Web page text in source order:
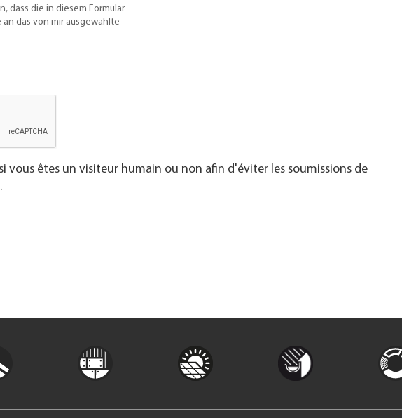
dass die in diesem Formular
das von mir ausgewählte
vous êtes un visiteur humain ou non afin d'éviter les soumissions de